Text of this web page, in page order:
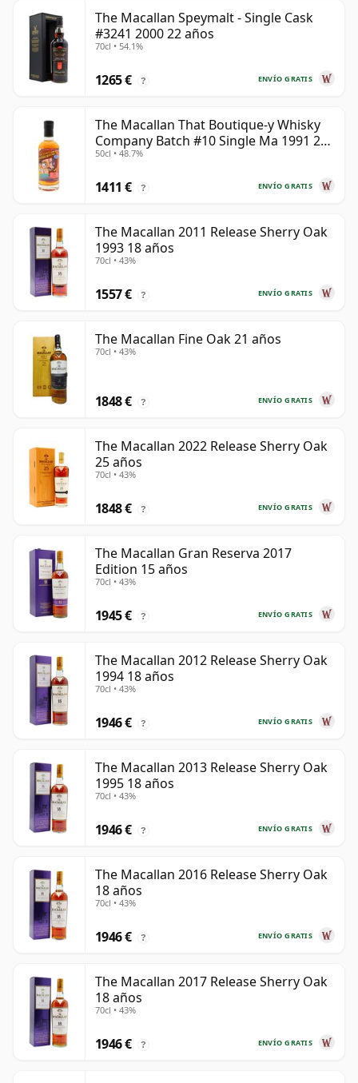
The Macallan Speymalt - Single Cask
#3241 2000 22 años
70cl • 54.1%
ENVÍO GRATIS
1265 € ?
The Macallan That Boutique-y Whisky
Company Batch #10 Single Ma 1991 26
años
50cl • 48.7%
ENVÍO GRATIS
1411 € ?
The Macallan 2011 Release Sherry Oak
1993 18 años
70cl • 43%
ENVÍO GRATIS
1557 € ?
The Macallan Fine Oak 21 años
70cl • 43%
ENVÍO GRATIS
1848 € ?
The Macallan 2022 Release Sherry Oak
25 años
70cl • 43%
ENVÍO GRATIS
1848 € ?
The Macallan Gran Reserva 2017
Edition 15 años
70cl • 43%
ENVÍO GRATIS
1945 € ?
The Macallan 2012 Release Sherry Oak
1994 18 años
70cl • 43%
ENVÍO GRATIS
1946 € ?
The Macallan 2013 Release Sherry Oak
1995 18 años
70cl • 43%
ENVÍO GRATIS
1946 € ?
The Macallan 2016 Release Sherry Oak
18 años
70cl • 43%
ENVÍO GRATIS
1946 € ?
The Macallan 2017 Release Sherry Oak
18 años
70cl • 43%
ENVÍO GRATIS
1946 € ?